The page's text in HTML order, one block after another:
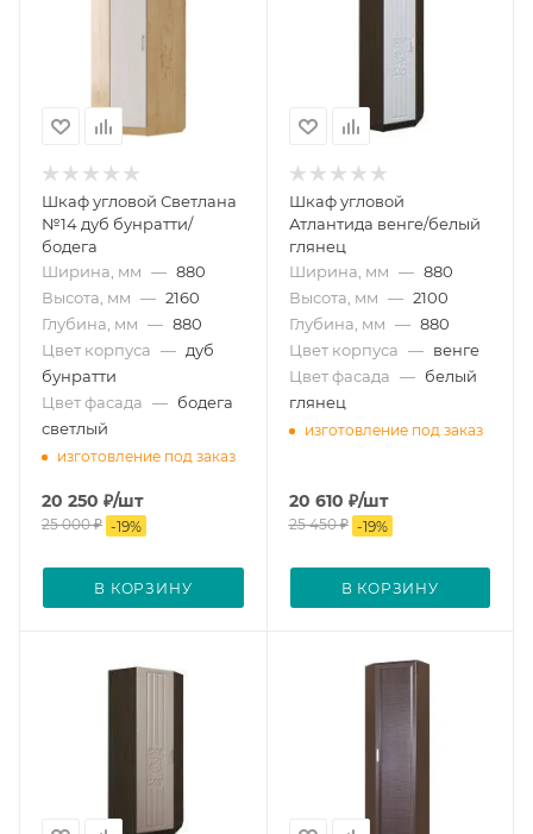
Шкаф угловой Светлана
№14 дуб бунратти/
бодега
Ширина, мм — 880
Высота, мм — 2160
Глубина, мм — 880
Цвет корпуса — дуб
бунратти
Цвет фасада — бодега
светлый
изготовление под заказ
20 250 ₽/шт
25 000₽ -19%
В КОРЗИНУ
Шкаф угловой
Атлантида венге/белый
глянец
Ширина, мм — 880
Высота, мм — 2100
Глубина, мм — 880
Цвет корпуса — венге
Цвет фасада — белый
глянец
изготовление под заказ
20 610 ₽/шт
25 450₽ -19%
В КОРЗИНУ